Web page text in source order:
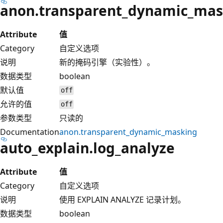
Attribute
值
Category
自定义选项
说明
新的掩码引擎（实验性）。
数据类型
boolean
默认值
off
允许的值 off
参数类型
只读的
Documentationanon.transparent_dynamic_masking
auto_explain.log_analyze
Attribute
值
Category
自定义选项
说明
使用 EXPLAIN ANALYZE 记录计划。
数据类型
boolean